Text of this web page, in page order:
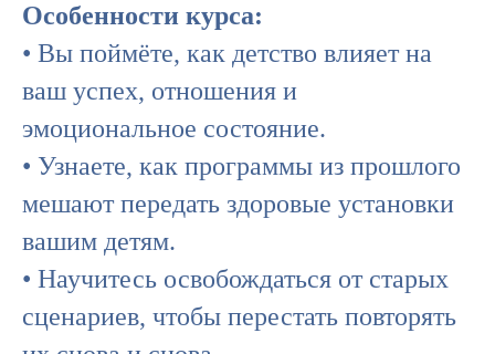
Особенности курса:
• Вы поймёте, как детство влияет на
ваш успех, отношения и
эмоциональное состояние.
• Узнаете, как программы из прошлого
мешают передать здоровые установки
вашим детям.
• Научитесь освобождаться от старых
сценариев, чтобы перестать повторять